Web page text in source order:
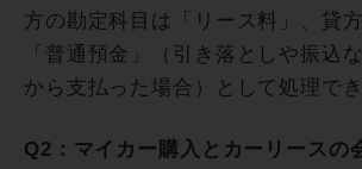
方の勘定科目は「リース料」、貸
「普通預金」（引き落としや振込
から支払った場合）として処理でき
Q2：マイカー購入とカーリースの